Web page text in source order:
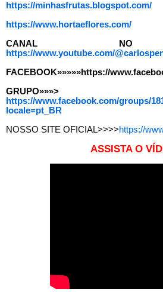
https://minhasfrutas.blogspot.com/
https://www.hortaeflores.com/
CANAL NO
https://www.youtube.com/
FACEBOOK»»»»»https://
GRUPO»»»>
https://www.facebook.com/groups/
locale=pt_BR
NOSSO SITE OFICIAL>>>>https://
ASSISTA O